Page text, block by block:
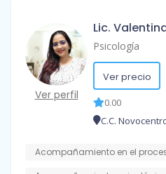
Ver perfil
Lic.
Psicología
Ver precio
0.00
C.C.
Acompañamiento en el